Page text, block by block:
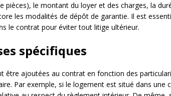
pièces), le montant du loyer et des charges, la
les modalités de dépôt de garantie. Il est
le contrat pour éviter tout litige ultérieur.
spécifiques
être ajoutées au contrat en fonction des
Par exemple, si le logement est situé dans une